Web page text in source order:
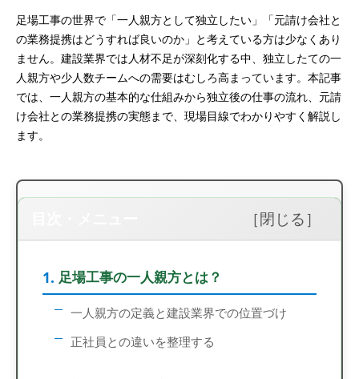
足場工事の世界で「一人親方として独立したい」「元請け会社と
の業務提携はどうすれば良いのか」と考えている方は少なくあり
ません。建設業界では人材不足が深刻化する中、独立したての一
人親方や少人数チームへの需要はむしろ高まっています。本記事
では、一人親方の基本的な仕組みから独立後の仕事の流れ、元請
け会社との業務提携の実態まで、現場目線でわかりやすく解説し
ます。
足場工事の一人親方とは？
一人親方の定義と建設業界での位置づけ
正社員との違いを整理する